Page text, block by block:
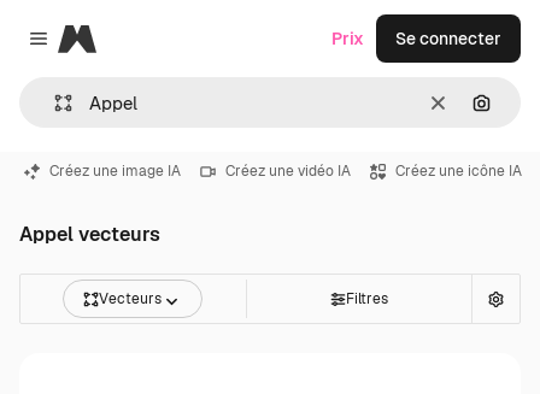
Close menu
Magnific
Effacer
Prix Se connecter
Créez une image IA Créez une vidéo IA Créez une icône IA
Appel vecteurs
Vecteurs Filtres